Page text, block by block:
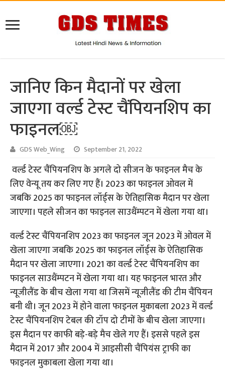
जानिए किन मैदानों पर खेला
जाएगा वर्ल्ड टेस्ट चैंपियनशिप का
फाइनल￼
GDS Web_Wing September 21, 2022
वर्ल्ड टेस्ट चैंपियनशिप के अगले दो सीजन के फाइनल मैच के
लिए वेन्यू तय कर लिए गए हैं। 2023 का फाइनल ओवल में
जबकि 2025 का फाइनल लॉर्ड्स के ऐतिहासिक मैदान पर खेला
जाएगा। पहले सीजन का फाइनल साउथैंम्पटन में खेला गया था।
वर्ल्ड टेस्ट चैंपियनशिप 2023 का फाइनल जून 2023 में ओवल में
खेला जाएगा जबकि 2025 का फाइनल लॉर्ड्स के ऐतिहासिक
मैदान पर खेला जाएगा। 2021 का वर्ल्ड टेस्ट चैंपियनशिप का
फाइनल साउथैंम्पटन में खेला गया था। यह फाइनल भारत और
न्यूजीलैंड के बीच खेला गया था जिसमें न्यूजीलैंड की टीम चैंपियन
बनी थी। जून 2023 में होने वाला फाइनल मुकाबला 2023 में वर्ल्ड
टेस्ट चैंपियनशिप टेबल की टॉप दो टीमों के बीच खेला जाएगा।
इस मैदान पर काफी बड़े-बड़े मैच खेले गए हैं। इससे पहले इस
मैदान में 2017 और 2004 में आइसीसी चैंपियंस ट्राफी का
फाइनल मुकाबला खेला गया था।